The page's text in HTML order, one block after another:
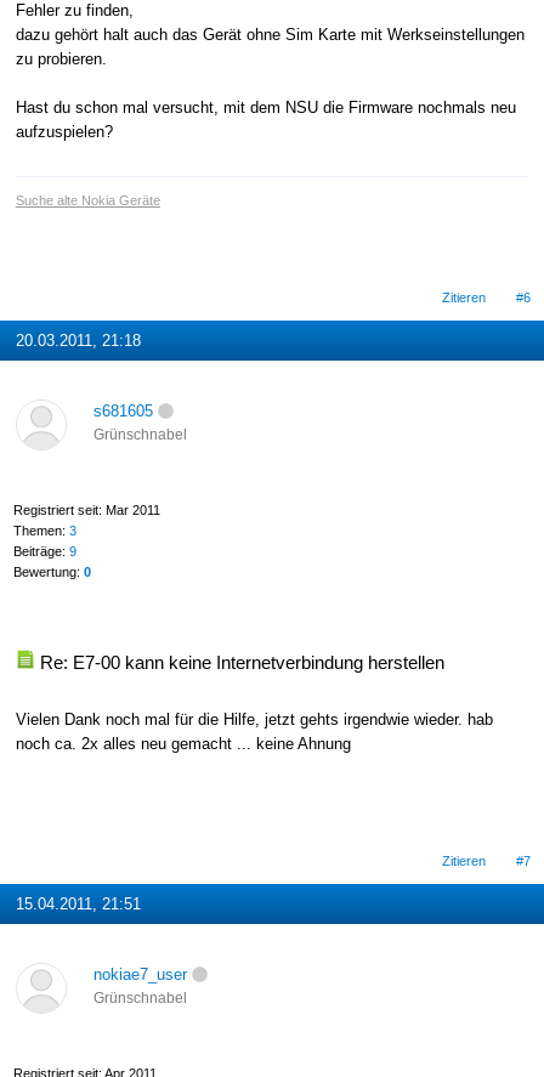
Fehler zu finden,
dazu gehört halt auch das Gerät ohne Sim Karte mit Werkseinstellungen
zu probieren.
Hast du schon mal versucht, mit dem NSU die Firmware nochmals neu
aufzuspielen?
Suche alte Nokia Geräte
Zitieren #6
20.03.2011, 21:18
s681605
Grünschnabel
Registriert seit: Mar 2011
Themen: 3
Beiträge: 9
Bewertung: 0
Re: E7-00 kann keine Internetverbindung herstellen
Vielen Dank noch mal für die Hilfe, jetzt gehts irgendwie wieder. hab
noch ca. 2x alles neu gemacht ... keine Ahnung
Zitieren #7
15.04.2011, 21:51
nokiae7_user
Grünschnabel
Registriert seit: Apr 2011